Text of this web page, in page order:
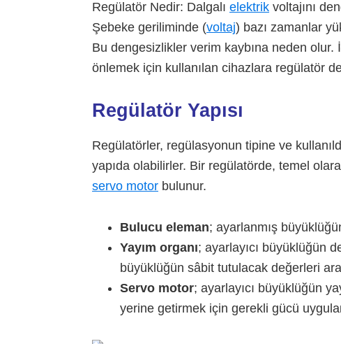
Regülatör Nedir: Dalgalı elektrik voltajını
Şebeke geriliminde (voltaj) bazı zamanlar
Bu dengesizlikler verim kaybına neden olur.
önlemek için kullanılan cihazlara regülatör
Regülatör Yapısı
Regülatörler, regülasyonun tipine ve
yapıda olabilirler. Bir regülatörde, temel
servo motor bulunur.
Bulucu eleman; ayarlanmış
Yayım organı; ayarlayıcı büyüklüğün
büyüklüğün sâbit tutulacak değerleri
Servo motor; ayarlayıcı büyüklüğün
yerine getirmek için gerekli gücü